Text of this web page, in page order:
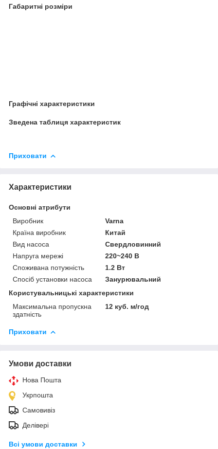
Габаритні розміри
Графічні характеристики
Зведена таблиця характеристик
Приховати
Характеристики
Основні атрибути
Виробник
Varna
Країна виробник
Китай
Вид насоса
Свердловинний
Напруга мережі
220~240 В
Споживана потужність
1.2 Вт
Спосіб установки насоса
Занурювальний
Користувальницькі характеристики
Максимальна пропускна
здатність
12 куб. м/год
Приховати
Умови доставки
Нова Пошта
Укрпошта
Самовивіз
Делівері
Всі умови доставки